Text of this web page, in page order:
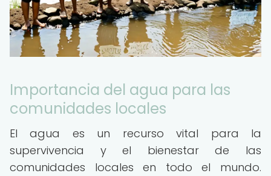
Importancia del agua para las
comunidades locales
El agua es un recurso vital para la
supervivencia y el bienestar de las
comunidades locales en todo el mundo.